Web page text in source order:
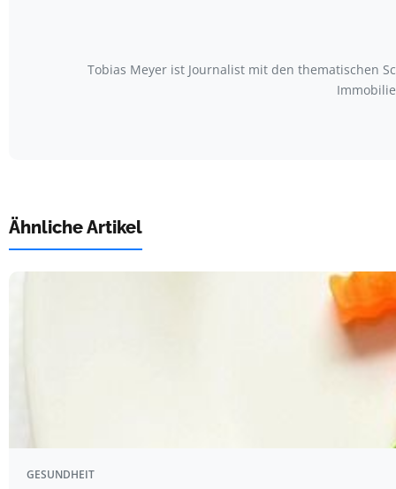
Tobias Meyer ist Journalist mit den thematischen
Ähnliche Artikel
GESUNDHEIT